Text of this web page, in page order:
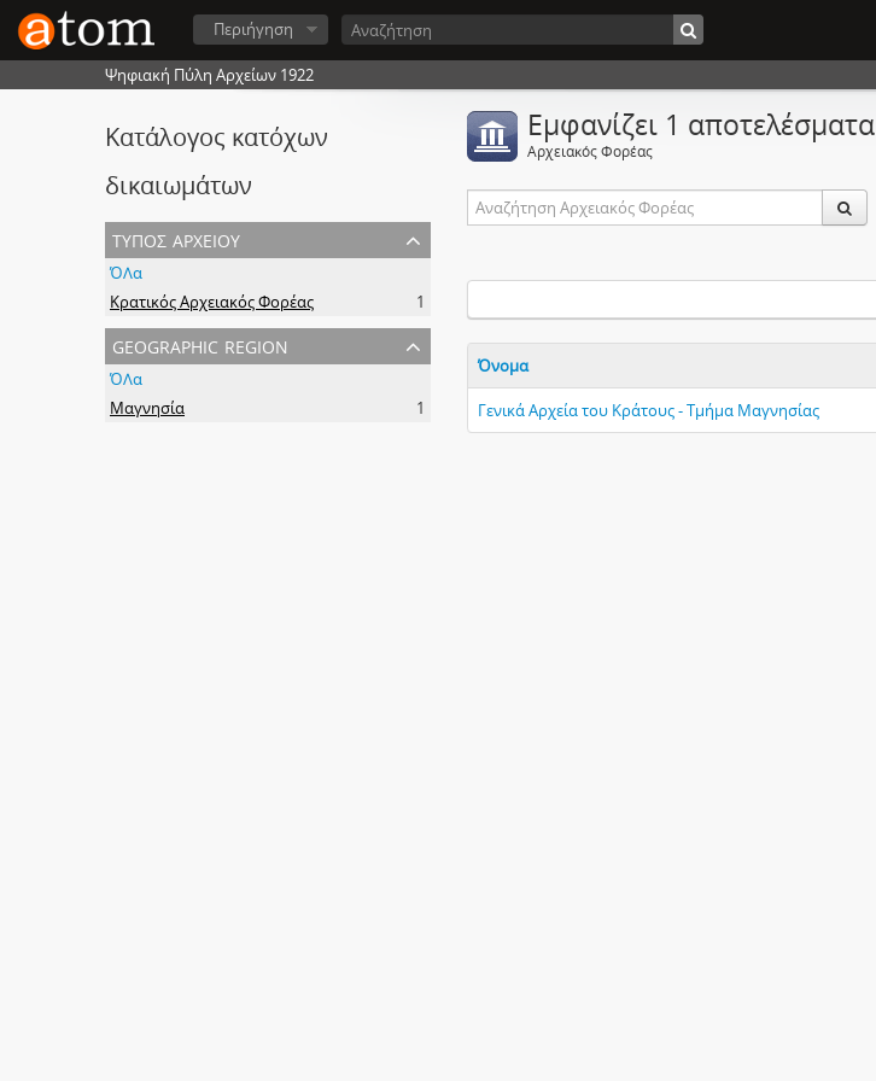
Περιήγηση
Ψηφιακή Πύλη Αρχείων 1922
Κατάλογος κατόχων
δικαιωμάτων
τύπος αρχείου
ΌΛα
Κρατικός Αρχειακός Φορέας
1
geographic region
ΌΛα
Μαγνησία
1
Εμφανίζει 1 αποτελέσματα
Αρχειακός Φορέας
Όνομα
Γενικά Αρχεία του Κράτους - Τμήμα Μαγνησίας